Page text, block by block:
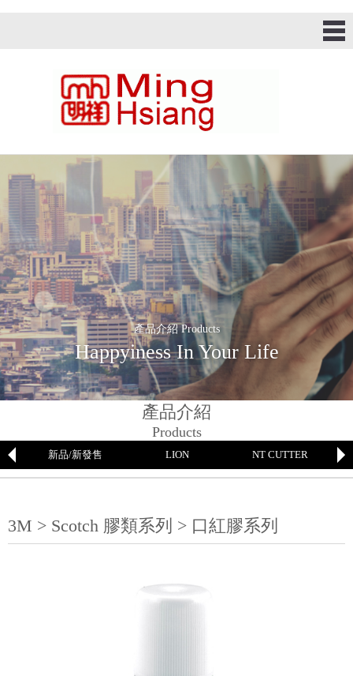
產品介紹 Products
Happyiness In Your Life
產品介紹
Products
新品/新發售 LION NT CUTTER
3M > Scotch 膠類系列 > 口紅膠系列